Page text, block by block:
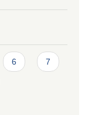
6 7